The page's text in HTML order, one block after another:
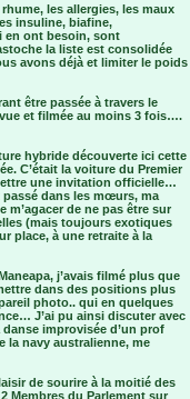
les allergies, les maux
insuline, biafine,
en ont besoin, sont
la liste est consolidée
avons déjà et limiter le poids
être passée à travers le
et filmée au moins 3 fois….
hybride découverte ici cette
C’était la voiture du Premier
une invitation officielle…
passé dans les mœurs, ma
m’agacer de ne pas être sur
(mais toujours exotiques
place, à une retraite à la
j’avais filmé plus que
dans des positions plus
photo.. qui en quelques
J’ai pu ainsi discuter avec
improvisée d’un prof
la navy australienne, me
de sourire à la moitié des
Membres du Parlement sur